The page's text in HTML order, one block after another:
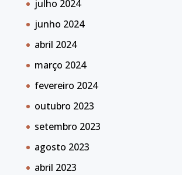
julho 2024
junho 2024
abril 2024
março 2024
fevereiro 2024
outubro 2023
setembro 2023
agosto 2023
abril 2023